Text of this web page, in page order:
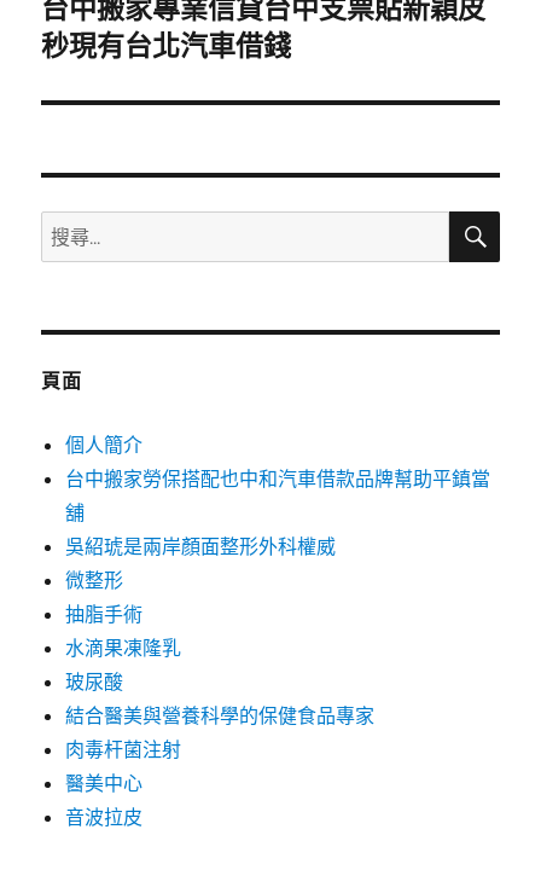
下
一
文
台中搬家專業信貸台中支票貼新穎皮
秒現有台北汽車借錢
搜
尋
鍵
搜
頁面
個人簡介
台中搬家勞保搭配也中和汽車借款品牌幫助平鎮當
舖
吳紹琥是兩岸顏面整形外科權威
微整形
抽脂手術
水滴果凍隆乳
玻尿酸
結合醫美與營養科學的保健食品專家
肉毒杆菌注射
醫美中心
音波拉皮